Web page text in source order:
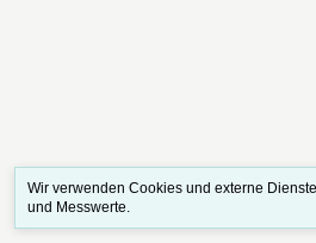
Wir verwenden Cookies und externe
und Messwerte.